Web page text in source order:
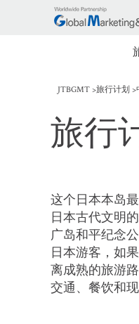
JTBGMT 旅行计划
旅行
这个日本本岛
日本古代文明
广岛和平纪念
日本游客，如
离成熟的旅游
交通、餐饮和